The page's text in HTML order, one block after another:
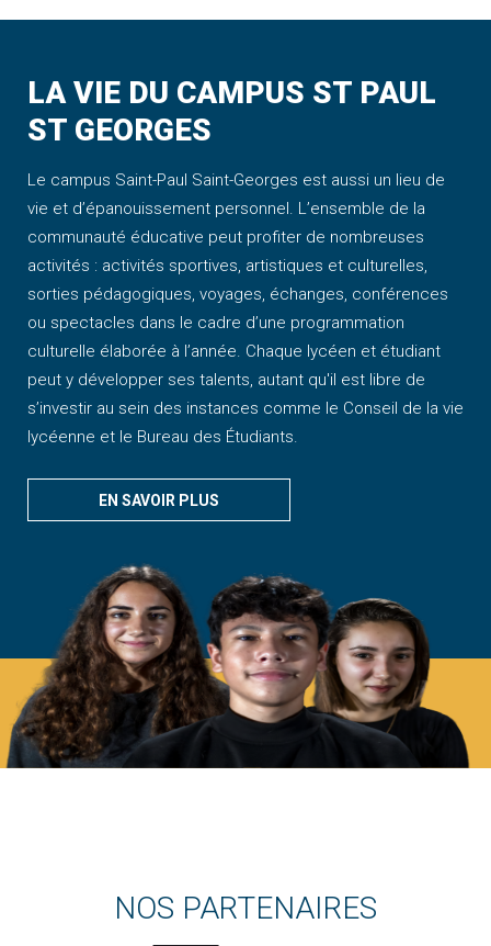
LA VIE DU CAMPUS ST PAUL
ST GEORGES
Le campus Saint-Paul Saint-Georges est aussi un lieu de
vie et d’épanouissement personnel. L’ensemble de la
communauté éducative peut profiter de nombreuses
activités : activités sportives, artistiques et culturelles,
sorties pédagogiques, voyages, échanges, conférences
ou spectacles dans le cadre d’une programmation
culturelle élaborée à l’année. Chaque lycéen et étudiant
peut y développer ses talents, autant qu'il est libre de
s’investir au sein des instances comme le Conseil de la vie
lycéenne et le Bureau des Étudiants.
EN SAVOIR PLUS
NOS PARTENAIRES